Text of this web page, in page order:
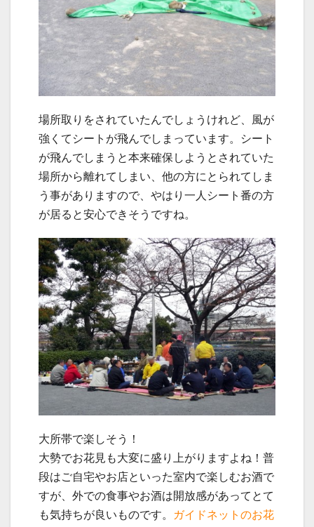
場所取りをされていたんでしょうけれど、風が
強くてシートが飛んでしまっています。シート
が飛んでしまうと本来確保しようとされていた
場所から離れてしまい、他の方にとられてしま
う事がありますので、やはり一人シート番の方
が居ると安心できそうですね。
大所帯で楽しそう！
大勢でお花見も大変に盛り上がりますよね！普
段はご自宅やお店といった室内で楽しむお酒で
すが、外での食事やお酒は開放感があってとて
も気持ちが良いものです。 ガイドネットのお花